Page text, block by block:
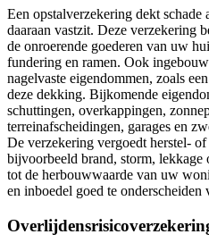
Een opstalverzekering dekt
daaraan vastzit. Deze verzekering
de onroerende goederen van uw
fundering en ramen. Ook
nagelvaste eigendommen, zoals
deze dekking. Bijkomende
schuttingen, overkappingen,
terreinafscheidingen, garages en
De verzekering vergoedt herstel-
bijvoorbeeld brand, storm,
tot de herbouwwaarde van uw
en inboedel goed te onderscheiden